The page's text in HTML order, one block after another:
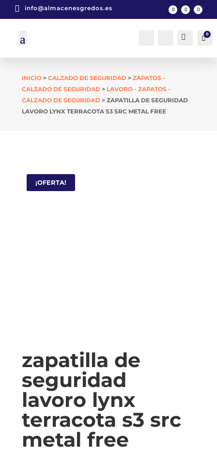
 info@almacenesgredos.es
Buscar 0
INICIO> CALZADO DE SEGURIDAD> ZAPATOS -
CALZADO DE SEGURIDAD> LAVORO - ZAPATOS -
CALZADO DE SEGURIDAD> ZAPATILLA DE SEGURIDAD
LAVORO LYNX TERRACOTA S3 SRC METAL FREE
¡OFERTA!
zapatilla de
seguridad
lavoro lynx
terracota s3 src
metal free